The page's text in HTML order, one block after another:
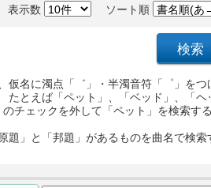
表示数 ソート順
仮名に濁点「゛」・半濁音符「゜」を
たとえば「ペット」、「ベッド」、「
のチェックを外して「ペット」を検索
題」と「邦題」があるものを曲名で検